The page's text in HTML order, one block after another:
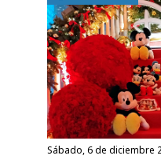
sábado, 6 de diciembre